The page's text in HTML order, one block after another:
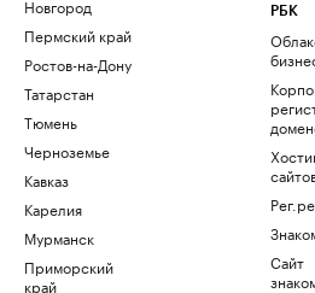
Новгород
Пермский край
Ростов-на-Дону
Татарстан
Тюмень
Черноземье
Кавказ
Карелия
Мурманск
Приморский
край
РБК
Сайт